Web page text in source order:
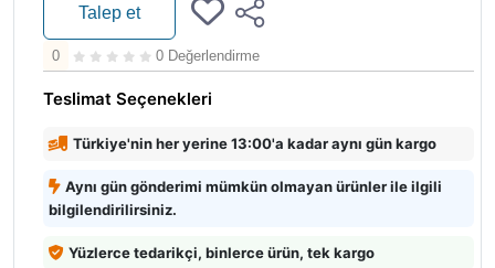
Talep et
0 0 Değerlendirme
Teslimat Seçenekleri
Türkiye'nin her yerine 13:00'a kadar aynı gün kargo
Aynı gün gönderimi mümkün olmayan ürünler ile ilgili
bilgilendirilirsiniz.
Yüzlerce tedarikçi, binlerce ürün, tek kargo